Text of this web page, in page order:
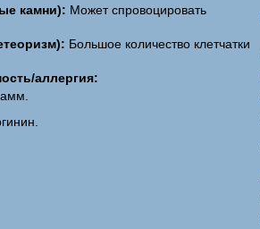
камни): Может спровоцировать
Большое количество клетчатки
аллергия: